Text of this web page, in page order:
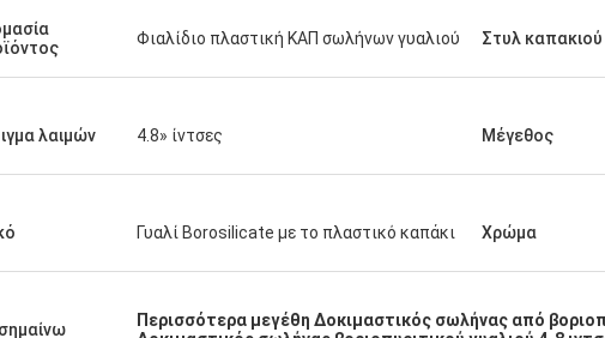
Φιαλίδιο πλαστική ΚΑΠ σωλήνων γυαλιού Στυλ καπακιού
λαιμών 4.8» ίντσες Μέγεθος
Γυαλί Borosilicate με το πλαστικό καπάκι Χρώμα
Περισσότερα μεγέθη Δοκιμαστικός σωλήνας από